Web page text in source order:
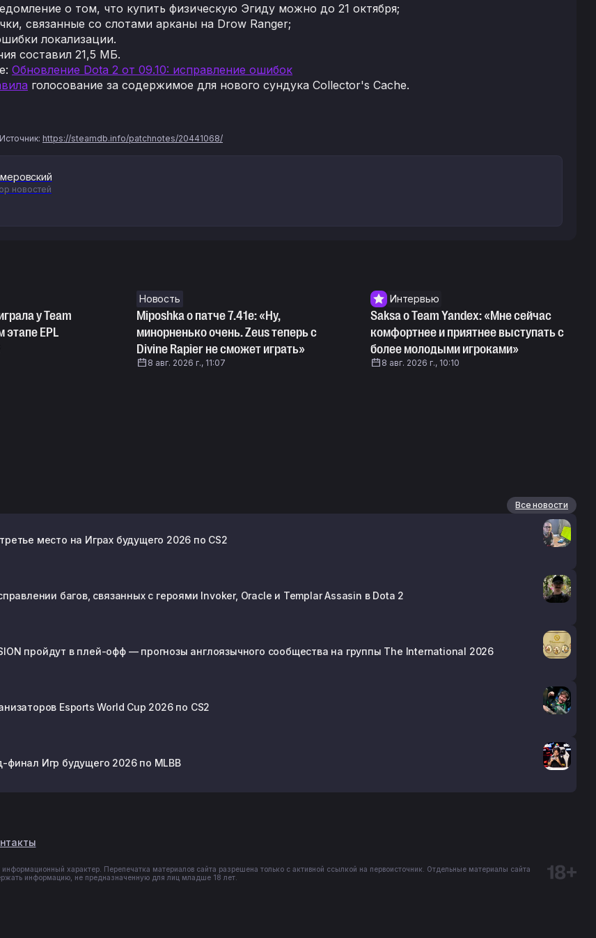
о том, что купить физическую Эгиду можно до 21 октября;
связанные со слотами арканы на Drow Ranger;
локализации.
составил 21,5 МБ.
Обновление Dota 2 от 09.10: исправление ошибок
голосование за содержимое для нового сундука Collector's Cache.
Источник: https://steamdb.info/patchnotes/20441068/
новостей
у Team
этапе EPL
Новость
Miposhka о патче 7.41e: «Ну,
минорненько очень. Zeus теперь с
Divine Rapier не сможет играть»
8 авг. 2026 г., 11:07
Интервью
Saksa о Team Yandex: «Мне сейчас
комфортнее и приятнее выступать с
более молодыми игроками»
8 авг. 2026 г., 10:10
Все новости
место на Играх будущего 2026 по CS2
багов, связанных c героями Invoker, Oracle и Templar Assasin в Dota 2
пройдут в плей-офф — прогнозы англоязычного сообщества на группы The International 2026
Esports World Cup 2026 по CS2
финал Игр будущего 2026 по MLBB
информационный характер. Перепечатка материалов сайта разрешена только с активной ссылкой на первоисточник. Отдельные материалы сайта
информацию, не предназначенную для лиц младше 18 лет.